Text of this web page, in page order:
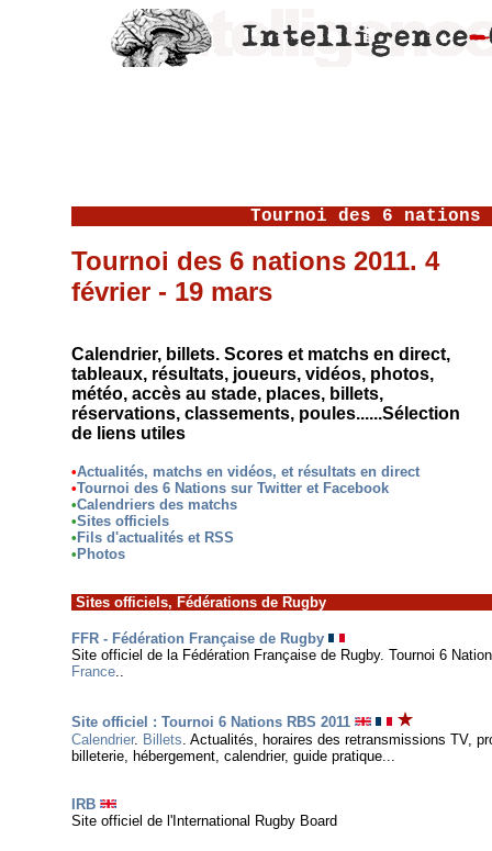
Tournoi des 6
Tournoi des 6 nations 2011. 4
février - 19 mars
Calendrier, billets. Scores et matchs en direct,
tableaux, résultats, joueurs, vidéos, photos,
météo, accès au stade, places, billets,
réservations, classements, poules......Sélection
de liens utiles
•Actualités, matchs en vidéos, et résultats en direct
•Tournoi des 6 Nations sur Twitter et Facebook
•Calendriers des matchs
•Sites officiels
• Fils d'actualités et RSS
• Photos
Sites officiels, Fédérations de Rugby
FFR - Fédération Française de Rugby
Site officiel de la Fédération Française de Rugby. Tournoi 6
France..
Site officiel : Tournoi 6 Nations RBS 2011
Calendrier. Billets. Actualités, horaires des retransmissions TV,
billeterie, hébergement, calendrier, guide pratique...
IRB
Site officiel de l'International Rugby Board